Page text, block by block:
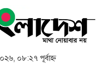
০৮:২৭ পূর্বাহ্ন